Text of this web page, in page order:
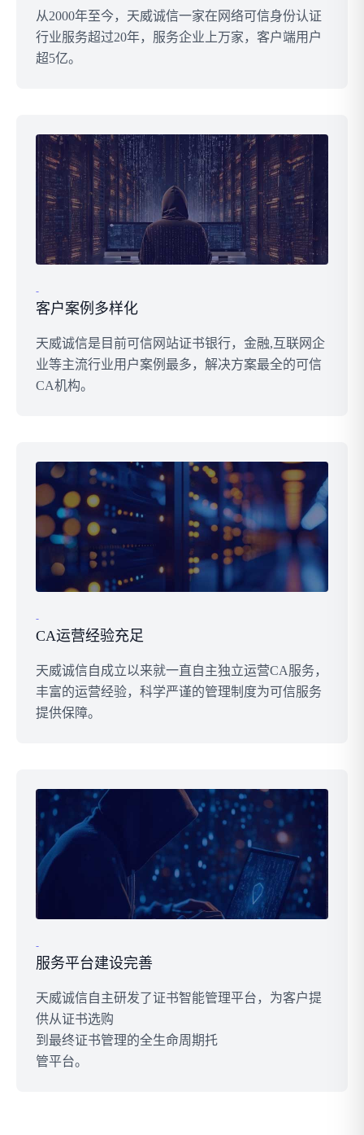
从2000年至今，天威诚信一家在网络可信身份认证
行业服务超过20年，服务企业上万家，客户端用户
超5亿。
-
客户案例多样化
天威诚信是目前可信网站证书银行，金融,互联网企
业等主流行业用户案例最多，解决方案最全的可信
CA机构。
-
CA运营经验充足
天威诚信自成立以来就一直自主独立运营CA服务，
丰富的运营经验，科学严谨的管理制度为可信服务
提供保障。
-
服务平台建设完善
天威诚信自主研发了证书智能管理平台，为客户提
供从证书选购
到最终证书管理的全生命周期托
管平台。